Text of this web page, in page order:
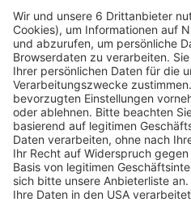
Legen Sie zum
Mitbieten eine
Höchstgrenze für
Ihr Gebot fest. Ein
automatischer
Bietagent bietet